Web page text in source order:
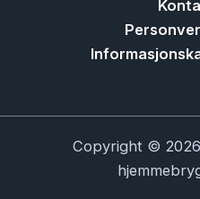
Copyright ©